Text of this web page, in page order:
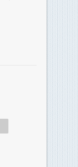
un
e di
Ma
non va